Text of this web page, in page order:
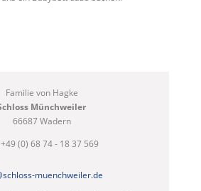
Familie von Hagke
Münchweiler
66687 Wadern
(0) 68 74 - 18 37 569
muenchweiler.de